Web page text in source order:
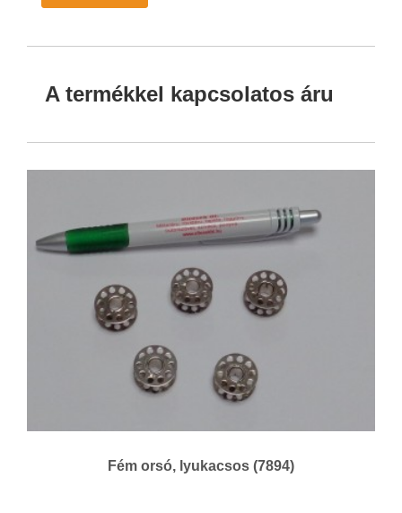
A termékkel kapcsolatos áru
Fém orsó, lyukacsos (7894)